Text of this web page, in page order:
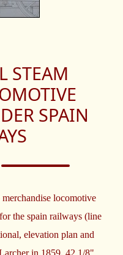
STEAM
SPAIN
locomotive
the spain railways (line
elevation plan and
in 1859. 42 1/8"